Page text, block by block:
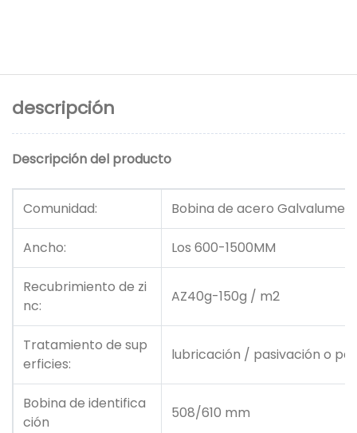
descripción
Descripción del producto
Comunidad: Bobina de acero Galvalume
Ancho: Los 600-1500MM
Recubrimiento de zi
nc:
AZ40g-150g / m2
Tratamiento de sup
erficies:
lubricación / pasivación o
Bobina de identifica
ción
508/610 mm